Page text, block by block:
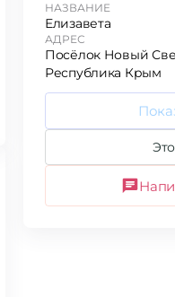
НАЗВАНИЕ
Елизавета
АДРЕС
Посёлок Новый
Республика Крым